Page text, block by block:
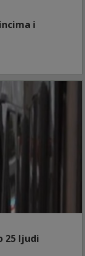
i
25 ljudi